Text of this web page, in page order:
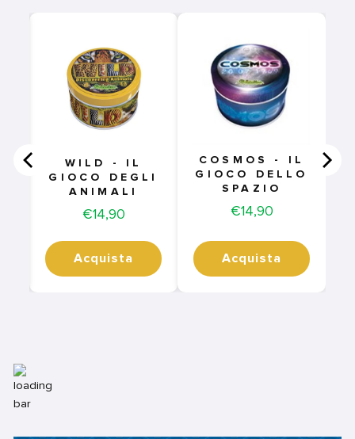
WILD - IL
GIOCO DEGLI
ANIMALI
Price
€14,90
Acquista
COSMOS - IL
GIOCO DELLO
SPAZIO
Price
€14,90
Acquista